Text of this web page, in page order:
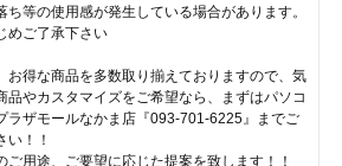
ち等の使用感が発生している場合があります。
めご了承下さい
お得な商品を多数取り揃えておりますので、気
品やカスタマイズをご希望なら、まずはパソコ
ラザモールなかま店『093-701-6225』までご
い！！
ご用途、ご要望に応じた提案を致します！！